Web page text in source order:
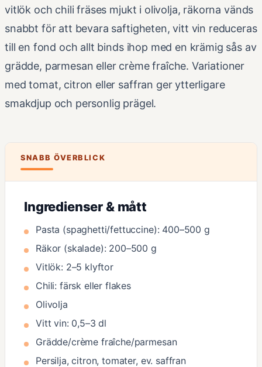
vitlök och chili fräses mjukt i olivolja, räkorna vänds
snabbt för att bevara saftigheten, vitt vin reduceras
till en fond och allt binds ihop med en krämig sås av
grädde, parmesan eller crème fraîche. Variationer
med tomat, citron eller saffran ger ytterligare
smakdjup och personlig prägel.
SNABB ÖVERBLICK
Ingredienser & mått
Pasta (spaghetti/fettuccine): 400–500 g
Räkor (skalade): 200–500 g
Vitlök: 2–5 klyftor
Chili: färsk eller flakes
Olivolja
Vitt vin: 0,5–3 dl
Grädde/crème fraîche/parmesan
Persilja, citron, tomater, ev. saffran